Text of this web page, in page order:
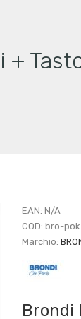
EAN:N/A
COD:bro-pok
Marchio:
Brondi